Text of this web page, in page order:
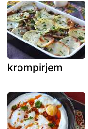
krompirjem